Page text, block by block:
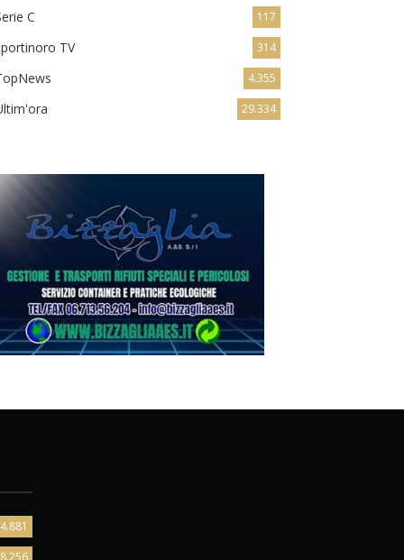
C 117
TV 314
4.355
29.334
8.256